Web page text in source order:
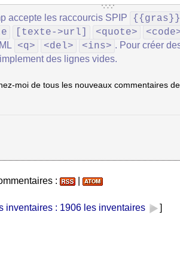
accepte les raccourcis SPIP {{gras}}
[texte->url] <quote>
<q> <del> <ins> . Pour créer
des lignes vides.
moi de tous les nouveaux commentaires
:
inventaires : 1906 les inventaires ]